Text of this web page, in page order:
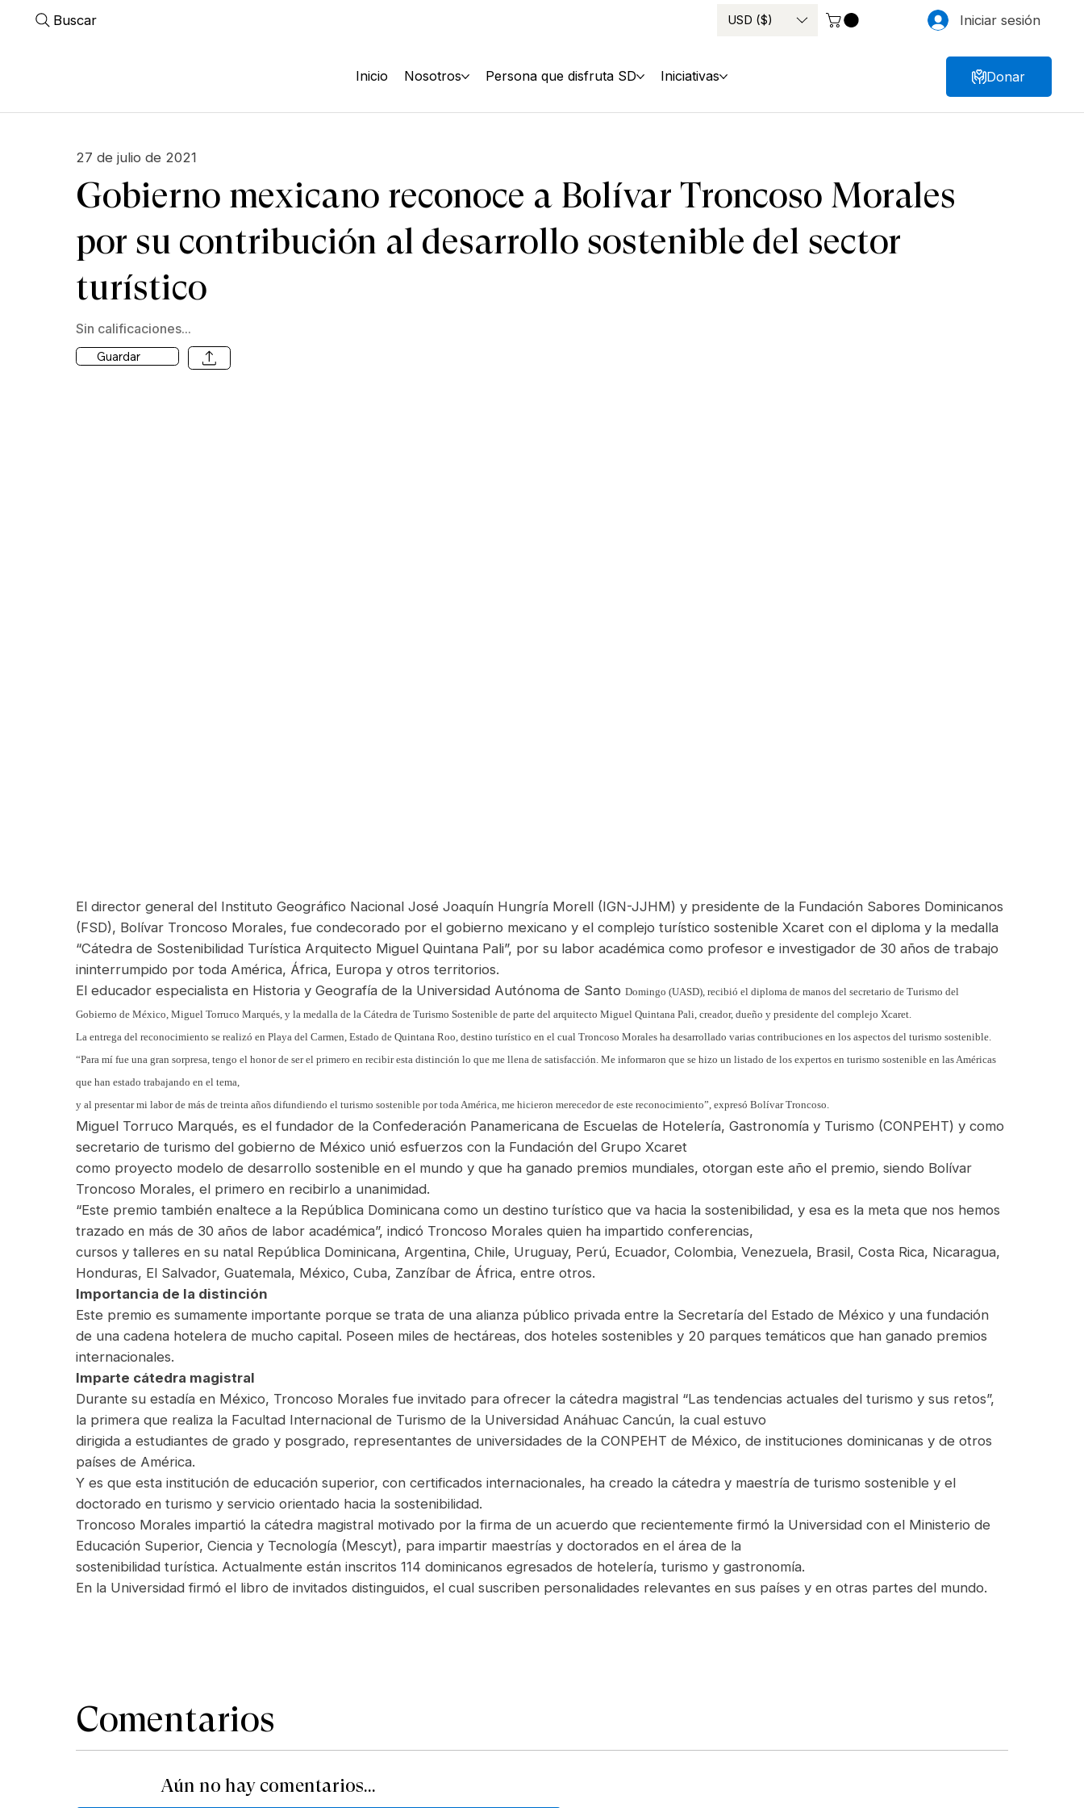
Buscar USD ($) Iniciar sesión
Inicio Nosotros Persona que disfruta SD Iniciativas Donar
27 de julio de 2021
Gobierno mexicano reconoce a Bolívar Troncoso Morales
por su contribución al desarrollo sostenible del sector
turístico
Sin calificaciones...
Guardar
El director general del Instituto Geográfico Nacional José Joaquín Hungría Morell (IGN-JJHM) y presidente de la Fundación Sabores Dominicanos
(FSD), Bolívar Troncoso Morales, fue condecorado por el gobierno mexicano y el complejo turístico sostenibleXcaret con el diploma y la medalla
“Cátedra de Sostenibilidad Turística Arquitecto Miguel Quintana Pali”, por su labor académica como profesor e investigador de 30años de trabajo
ininterrumpido por toda América, África, Europa y otros territorios.
El educador especialista en Historia y Geografía de la Universidad Autónoma de SantoDomingo (UASD), recibió el diploma de manos del secretario de Turismo del
Gobiernode México, Miguel Torruco Marqués, y la medalla de la Cátedra de Turismo Sosteniblede parte del arquitecto Miguel Quintana Pali, creador, dueño y presidente delcomplejo Xcaret.
La entrega del reconocimiento se realizó en Playa del Carmen, Estado de Quintana Roo, destino turístico en el cual Troncoso Morales ha desarrollado varias contribuciones en los aspectos del turismo sostenible.
“Para mí fue una gran sorpresa, tengo el honor de ser el primero en recibir esta distinción lo que me llena de satisfacción. Me informaron que se hizo un listado de los expertos en turismo sostenible en las Américas
que han estado trabajando en el tema,
y al presentar mi labor de más de treinta años difundiendo el turismo sostenible por toda América, me hicieron merecedor de este reconocimiento”, expresó Bolívar Troncoso.
Miguel Torruco Marqués, es el fundador de la Confederación Panamericana de Escuelas de Hotelería, Gastronomía y Turismo (CONPEHT) y como
secretario de turismo del gobierno de México unió esfuerzos con la Fundación del Grupo Xcaret
como proyecto modelo de desarrollo sostenible en el mundo y que ha ganado premios mundiales, otorgan este año el premio, siendo Bolívar
Troncoso Morales, el primero en recibirlo a unanimidad.
“Este premio también enaltece a la República Dominicana como un destino turístico que va hacia la sostenibilidad, y esa es la meta que nos hemos
trazado en más de 30 años de labor académica”, indicó Troncoso Morales quien ha impartido conferencias,
cursos y talleres en su natal República Dominicana, Argentina, Chile, Uruguay, Perú, Ecuador, Colombia, Venezuela, Brasil, Costa Rica, Nicaragua,
Honduras, El Salvador, Guatemala, México, Cuba, Zanzíbar de África, entre otros.
Importancia de la distinción
Este premio es sumamente importante porque se trata de una alianza público privada entre la Secretaría del Estado de México y una fundación
de una cadena hotelera de mucho capital. Poseen miles de hectáreas, dos hoteles sostenibles y 20 parques temáticos que han ganado premios
internacionales.
Imparte cátedra magistral
Durante su estadía en México, Troncoso Morales fue invitado para ofrecer la cátedra magistral “Las tendencias actuales del turismo y sus retos”,
la primera que realiza la Facultad Internacional de Turismo de la Universidad Anáhuac Cancún, la cual estuvo
dirigida a estudiantes de grado y posgrado, representantes de universidades de la CONPEHT de México, de instituciones dominicanas y de otros
países de América.
Y es que esta institución de educación superior, con certificados internacionales, ha creado la cátedra y maestría de turismo sostenible y el
doctorado en turismo y servicio orientado hacia la sostenibilidad.
Troncoso Morales impartió la cátedra magistral motivado por la firma de un acuerdo que recientemente firmó la Universidad con el Ministerio de
Educación Superior, Ciencia y Tecnología (Mescyt), para impartir maestrías y doctorados en el área de la
sostenibilidad turística. Actualmente están inscritos 114 dominicanos egresados de hotelería, turismo y gastronomía.
En la Universidad firmó el libro de invitados distinguidos, el cual suscriben personalidades relevantes en sus países y en otras partes del mundo.
Comentarios
Aún no hay comentarios...